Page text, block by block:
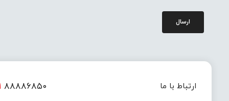
ارسال
ارتباط با ما ۸۸۸۸۶۸۵۰